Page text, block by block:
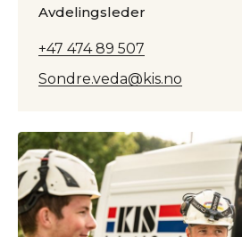
Avdelingsleder
+47 474 89 507
Sondre.veda@kis.no